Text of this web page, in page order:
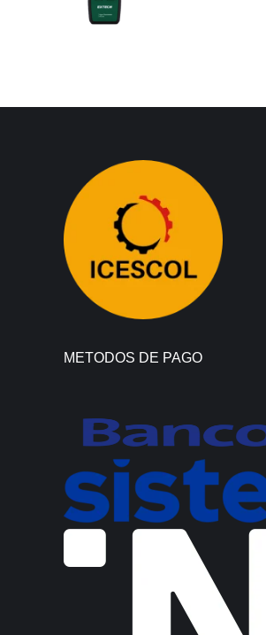
METODOS DE PAGO